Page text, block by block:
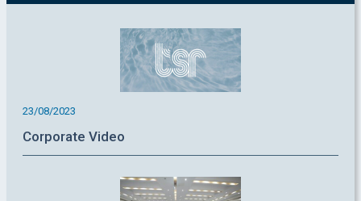
23/08/2023
Corporate Video